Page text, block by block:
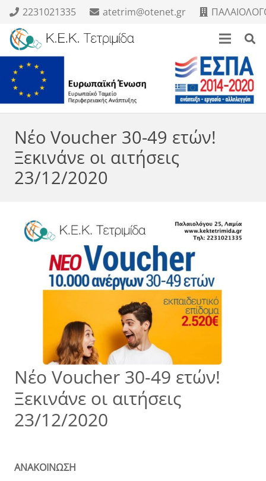
2231021335 atetrim@otenet.gr
Νέο Voucher 30-49 ετών!
Ξεκινάνε οι αιτήσεις
23/12/2020
Νέο Voucher 30-49 ετών!
Ξεκινάνε οι αιτήσεις
23/12/2020
ΑΝΑΚΟΙΝΩΣΗ